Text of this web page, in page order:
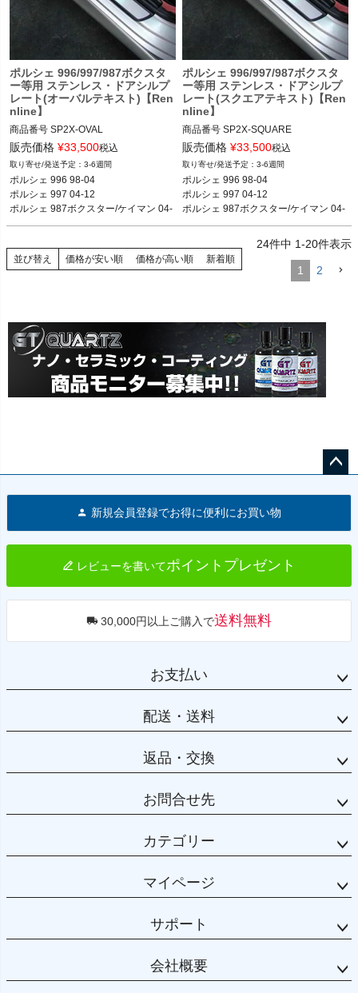
ポルシェ 996/997/987ボクスタ
ー等用 ステンレス・ドアシルプ
レート(オーバルテキスト)【Ren
nline】
商品番号 SP2X-OVAL
SP2X-OVAL
12REN：SP2X OVAL
ポルシェ 996 98-04
ポルシェ 997 04-12
ポルシェ 986ボクスター 96-04
12
販売価格 ¥33,500税込
3-6週間
ポルシェ 996 98-04
ポルシェ 997 04-12
ポルシェ 987ボクスター/ケイマン 04-
ポルシェ 996/997/987ボクスタ
ー等用 ステンレス・ドアシルプ
レート(スクエアテキスト)【Ren
nline】
商品番号 SP2X-SQUARE
SP2X-SQUARE
12REN：SP2X SQUARE
ポルシェ 996 98-04
ポルシェ 997 04-12
ポルシェ 986ボクスター 96-04
ポルシェ 987ボクスター/ケイマン 04-
12
販売価格 ¥33,500税込
3-6週間
ポルシェ 996 98-04
ポルシェ 997 04-12
ポルシェ 987ボクスター/ケイマン 04-
並び替え 価格が安い順 価格が高い順 新着順
24件中 1-20件表示
1 2
へ
新規会員登録でお得に便利にお買い物
レビューを書いてポイントプレゼント
30,000円以上ご購入で送料無料
お支払い
配送・送料
返品・交換
お問合せ先
カテゴリー
マイページ
サポート
会社概要